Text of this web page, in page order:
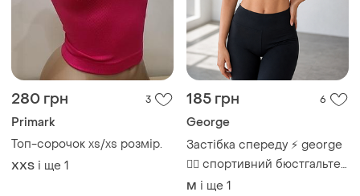
280 грн 3
Primark
Топ-сорочок xs/xs розмір.
XХS і ще 1
185 грн 6
George
Застібка спереду ⚡ george
🏃‍♀️ спортивний бюстгальтер
без кісточок ⚡ знімні
M і ще 1